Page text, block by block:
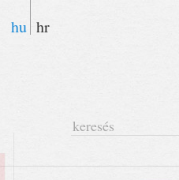
hu hr
keresés